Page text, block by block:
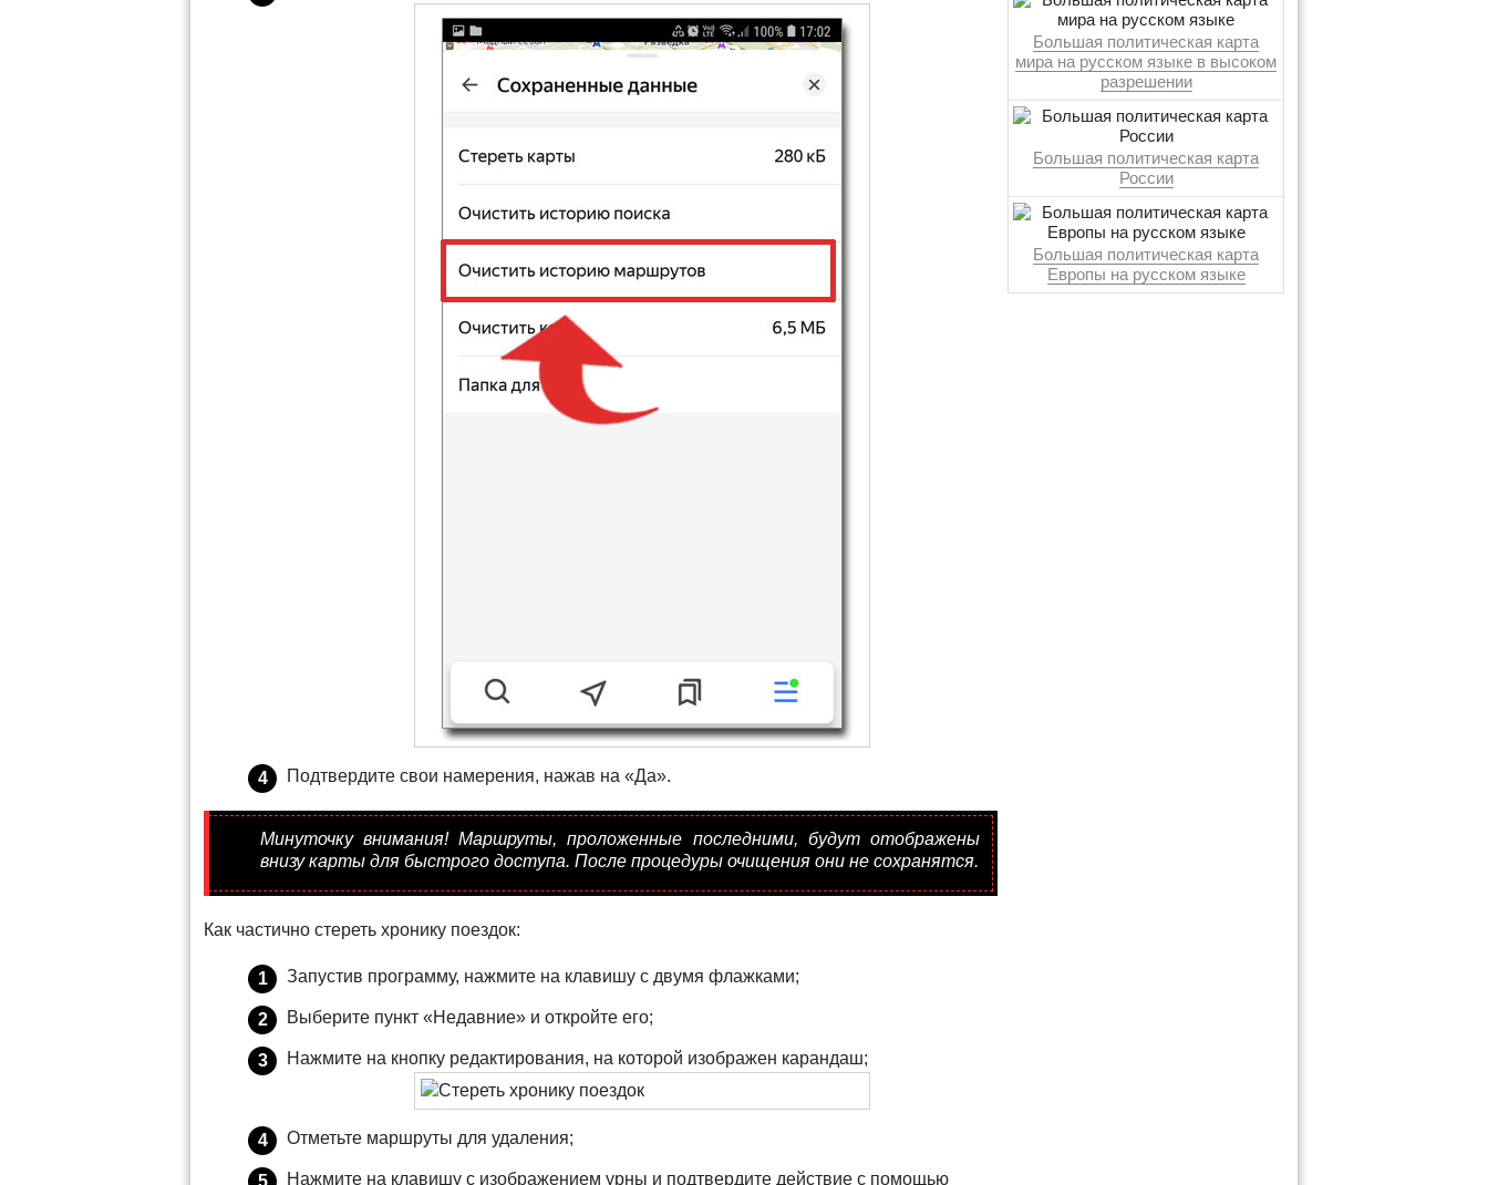
Подтвердите свои намерения, нажав на «Да».
Минуточку внимания! Маршруты, проложенные последними, будут отображены
внизу карты для быстрого доступа. После процедуры очищения они не сохранятся.
Как частично стереть хронику поездок:
Запустив программу, нажмите на клавишу с двумя флажками;
Выберите пункт «Недавние» и откройте его;
Нажмите на кнопку редактирования, на которой изображен карандаш;
Отметьте маршруты для удаления;
Нажмите на клавишу с изображением урны и подтвердите действие с помощью
Большая политическая карта
мира на русском языке в высоком
разрешении
Большая политическая карта
России
Большая политическая карта
Европы на русском языке